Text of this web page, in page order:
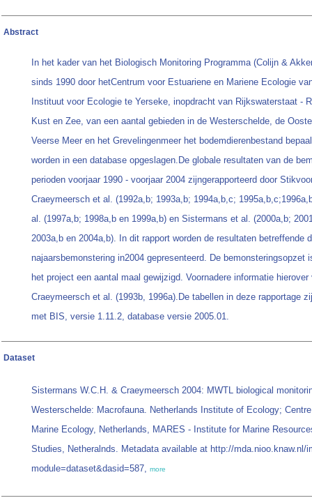
Abstract
In het kader van het Biologisch Monitoring Programma (Colijn &
sinds 1990 door hetCentrum voor Estuariene en Mariene Ecologie
Instituut voor Ecologie te Yerseke, inopdracht van Rijkswaterstaat -
Kust en Zee, van een aantal gebieden in de Westerschelde, de
Veerse Meer en het Grevelingenmeer het bodemdierenbestand
worden in een database opgeslagen.De globale resultaten van de
perioden voorjaar 1990 - voorjaar 2004 zijngerapporteerd door
Craeymeersch et al. (1992a,b; 1993a,b; 1994a,b,c;
al. (1997a,b; 1998a,b en 1999a,b) en Sistermans et al. (2000a,b;
2003a,b en 2004a,b). In dit rapport worden de resultaten betreffende
najaarsbemonstering in2004 gepresenteerd. De bemonsteringsopzet
het project een aantal maal gewijzigd. Voornadere informatie
Craeymeersch et al. (1993b, 1996a).De tabellen in deze rapportage
met BIS, versie 1.11.2, database versie 2005.01.
Dataset
Sistermans W.C.H. & Craeymeersch 2004: MWTL biological
Westerschelde: Macrofauna. Netherlands Institute of Ecology;
Marine Ecology, Netherlands, MARES - Institute for Marine
Studies, Netheralnds. Metadata available at http://mda.nioo.knaw.nl/
module=dataset&dasid=587, more